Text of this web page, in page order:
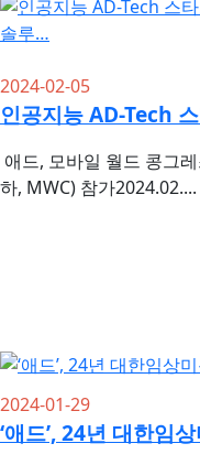
2024-02-05
애드, 모바일 월드 콩그
하, MWC) 참가2024.02....
2024-01-29